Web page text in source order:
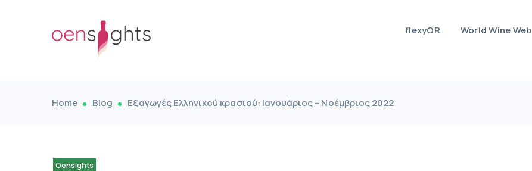
flexyQR World Wine Web
Home Blog Εξαγωγές Ελληνικού κρασιού: Ιανουάριος – Νοέμβριος 2022
Oensights